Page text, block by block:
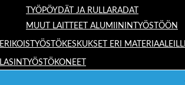
TYÖPÖYDÄT JA RULLARADAT
MUUT LAITTEET ALUMIININTYÖSTÖÖN
ERIKOISTYÖSTÖKESKUKSET ERI
LASINTYÖSTÖKONEET